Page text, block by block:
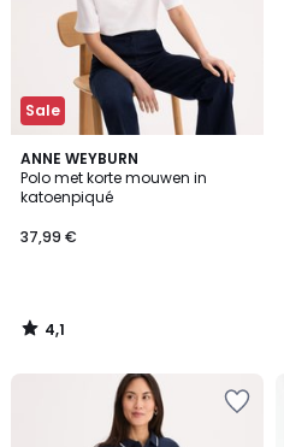
Sale
ANNE WEYBURN
Polo met korte mouwen in
katoenpiqué
37,99 €
4,1
/ 5
4,1
/